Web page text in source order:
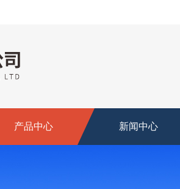
产品中心 新闻中心